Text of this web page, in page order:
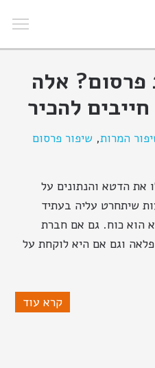
אלה
להכיר
המרות,שיפור פרסום
את הדטא והנתונים על
שיתחרט עליה בעתיד
הוא כוח. גם אם חברת
וגם אם היא לוקחת על
קרא עוד